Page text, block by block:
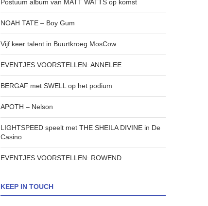
Postuum album van MATT WATTS op komst
NOAH TATE – Boy Gum
Vijf keer talent in Buurtkroeg MosCow
EVENTJES VOORSTELLEN: ANNELEE
BERGAF met SWELL op het podium
APOTH – Nelson
LIGHTSPEED speelt met THE SHEILA DIVINE in De
Casino
EVENTJES VOORSTELLEN: ROWEND
KEEP IN TOUCH